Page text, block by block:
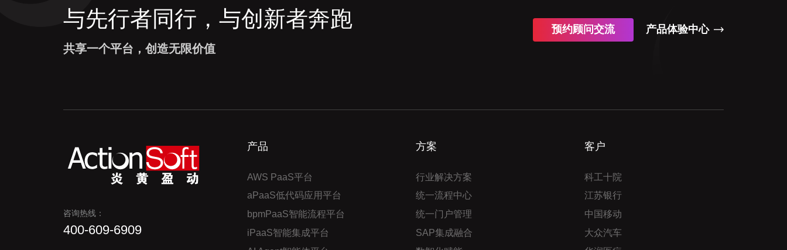
与先行者同行，与创新者奔跑
共享一个平台，创造无限价值
预约顾问交流 产品体验中心
咨询热线：
400-609-6909
产品
AWS PaaS平台
aPaaS低代码应用平台
bpmPaaS智能流程平台
iPaaS智能集成平台
方案
行业解决方案
统一流程中心
统一门户管理
SAP集成融合
客户
科工十院
江苏银行
中国移动
大众汽车